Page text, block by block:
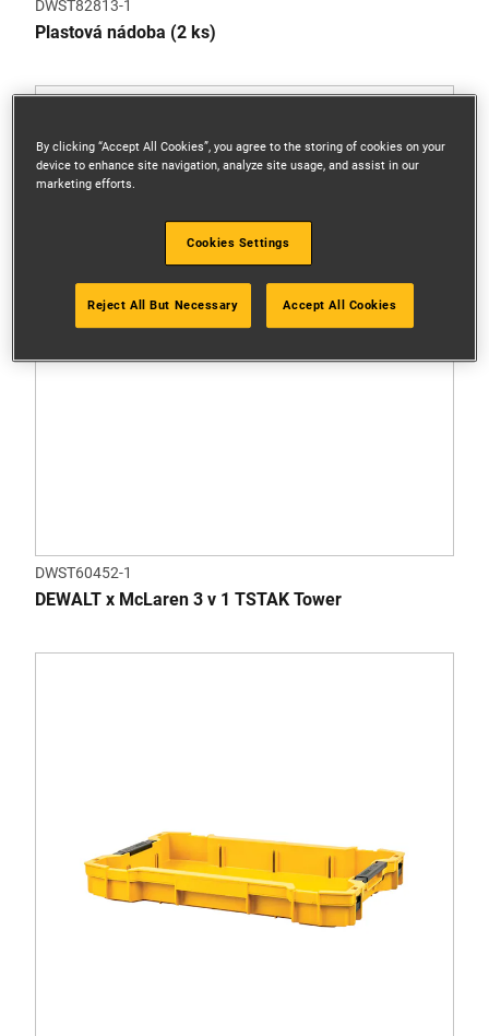
DWST82813-1
Plastová nádoba (2 ks)
DWST60452-1
DEWALT x McLaren 3 v 1 TSTAK Tower
By clicking “Accept All Cookies”, you agree to the storing of cookies on your
device to enhance site navigation, analyze site usage, and assist in our
marketing efforts.
Cookies Settings
Reject All But Necessary Accept All Cookies